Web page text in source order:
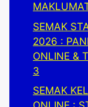
SEMAK
2026 :
ONLINE &
3
SEMAK